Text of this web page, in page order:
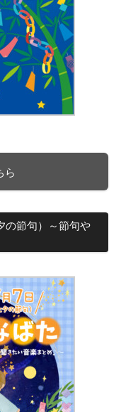
ら
の節句）～節句や